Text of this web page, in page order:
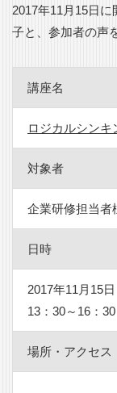
2017年11月15日
子と、参加者の声
講座名
ロジカルシンキ
対象者
企業研修担当者
日時
2017年11月15日
13：30～16：
場所・アクセス